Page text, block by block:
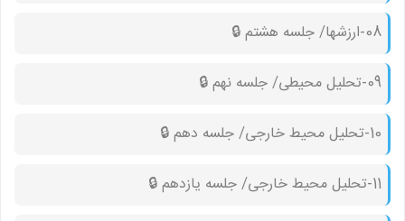
08-ارزشها/ جلسه هشتم 🔒︎
09-تحلیل محیطی/ جلسه نهم 🔒︎
10-تحلیل محیط خارجی/ جلسه دهم 🔒︎
11-تحلیل محیط خارجی/ جلسه یازدهم 🔒︎